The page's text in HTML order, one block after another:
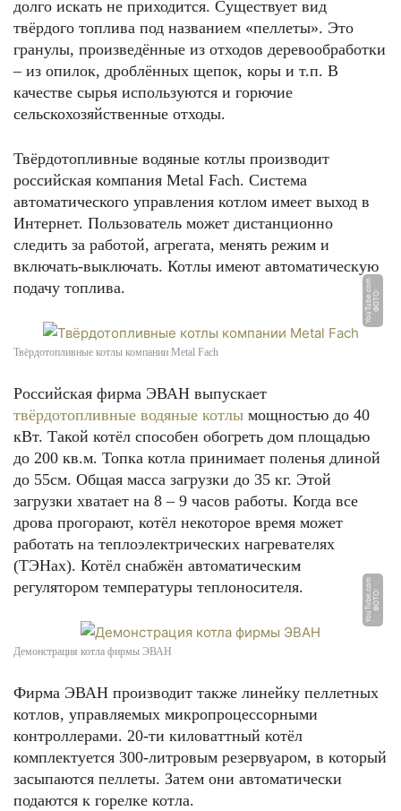
долго искать не приходится. Существует вид
твёрдого топлива под названием «пеллеты». Это
гранулы, произведённые из отходов деревообработки
– из опилок, дроблённых щепок, коры и т.п. В
качестве сырья используются и горючие
сельскохозяйственные отходы.
Твёрдотопливные водяные котлы производит
российская компания Metal Fach. Система
автоматического управления котлом имеет выход в
Интернет. Пользователь может дистанционно
следить за работой, агрегата, менять режим и
включать-выключать. Котлы имеют автоматическую
подачу топлива.
Ф
О
Т
О:
Y
o
u
T
u
b
e.
c
o
m
Твёрдотопливные котлы компании Metal Fach
Российская фирма ЭВАН выпускает
твёрдотопливные водяные котлы мощностью до 40
кВт. Такой котёл способен обогреть дом площадью
до 200 кв.м. Топка котла принимает поленья длиной
до 55см. Общая масса загрузки до 35 кг. Этой
загрузки хватает на 8 – 9 часов работы. Когда все
дрова прогорают, котёл некоторое время может
работать на теплоэлектрических нагревателях
(ТЭНах). Котёл снабжён автоматическим
регулятором температуры теплоносителя.
Ф
О
Т
О:
Y
o
u
T
u
b
e.
c
o
m
Демонстрация котла фирмы ЭВАН
Фирма ЭВАН производит также линейку пеллетных
котлов, управляемых микропроцессорными
контроллерами. 20-ти киловаттный котёл
комплектуется 300-литровым резервуаром, в который
засыпаются пеллеты. Затем они автоматически
подаются к горелке котла.